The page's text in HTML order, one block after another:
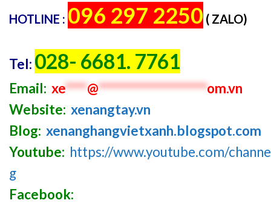
HOTLINE : 096 297 2250 ( ZALO)
Tel: 028- 6681. 7761
Email: xe****@********************om.vn
Website: xenangtay.vn
Blog: xenanghangvietxanh.blogspot.com
Youtube: https://www.youtube.com/
g
Facebook: